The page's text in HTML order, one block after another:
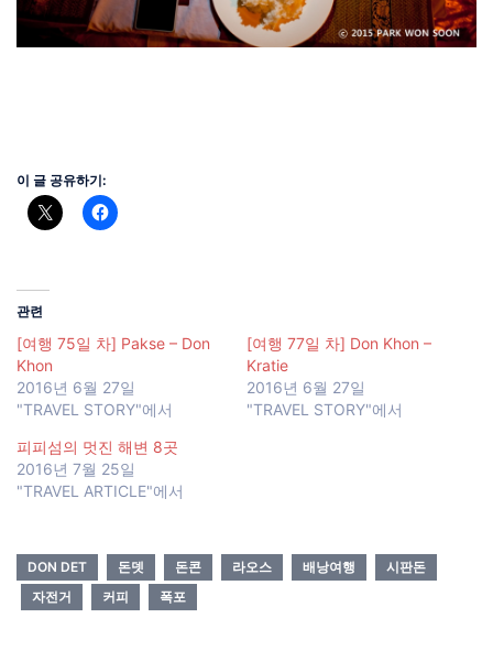
이 글 공유하기:
관련
[여행 75일 차] Pakse – Don
Khon
2016년 6월 27일
"TRAVEL STORY"에서
[여행 77일 차] Don Khon –
Kratie
2016년 6월 27일
"TRAVEL STORY"에서
피피섬의 멋진 해변 8곳
2016년 7월 25일
"TRAVEL ARTICLE"에서
DON DET 돈뎃 돈콘 라오스 배낭여행
시판돈
자전거
커피 폭포